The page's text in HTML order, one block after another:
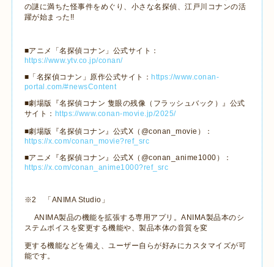
の謎に満ちた怪事件をめぐり、小さな名探偵、江戸川コナンの活
躍が始まった !!
■アニメ「名探偵コナン」公式サイト：
https://www.ytv.co.jp/conan/
■「名探偵コナン」原作公式サイト： https://www.conan-
portal.com/#newsContent
■劇場版『名探偵コナン 隻眼の残像（フラッシュバック）』公式
サイト： https://www.conan-movie.jp/2025/
■劇場版『名探偵コナン』公式X （ @conan_movie ）：
https://x.com/conan_movie?ref_src
■アニメ『名探偵コナン』公式X （ @conan_anime1000 ）：
https://x.com/conan_anime1000?ref_src
※2 「 ANIMA Studio 」
ANIMA製品の機能を拡張する専用アプリ。ANIMA製品本のシ
ステムボイスを変更する機能や、製品本体の音質を変
更する機能などを備え、ユーザー自らが好みにカスタマイズが可
能です。